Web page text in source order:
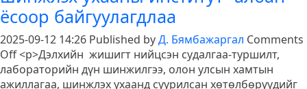
ёсоор байгуулагдлаа
2025-09-12 14:26 Published byД. Бямбажаргал Comments
Offon
“Монголын
бие
<p>Дэлхийн жишигт нийцсэн судалгаа-туршилт,
лабораторийн дүн шинжилгээ, олон улсын хамтын
ажиллагаа, шинжлэх ухаанд суурилсан хөтөлбөрүүдийг